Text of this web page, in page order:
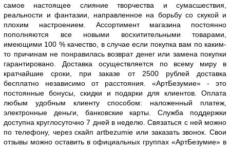
самое настоящее слияние творчества и сумасшествия,
реальности и фантазии, направленное на борьбу со скукой и
плохим настроением. Ассортимент магазина постоянно
пополняются все новыми восхитительными товарами,
имеющими 100 % качество, в случае если покупка вам по каким-
то причинам не понравилась возврат денег или замена покупки
гарантировано. Доставка осуществляется по всему миру в
кратчайшие сроки, при заказе от 2500 рублей доставка
бесплатно независимо от расстояния. «АртБезумие» - это
постоянные бонусы, скидки и подарки для клиентов. Оплата
любым удобным клиенту способом: наложенный платеж,
электронные деньги, банковские карты. Служба поддержки
доступна круглосуточно 7 дней в неделю. Связаться с ней можно
по телефону, через скайп artbezumie или заказать звонок. Свои
отзывы можно оставить в официальных группах «АртБезумие» в